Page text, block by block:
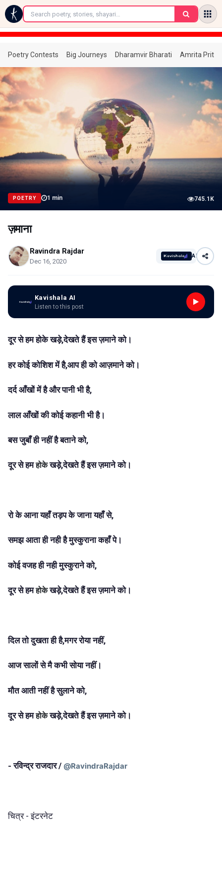
←
Poetry Contests Big Journeys Dharamvir Bharati Amrita
POETRY 1 min 745.1K
ज़माना
Ravindra Rajdar
Dec 16, 2020
AI
Kavishala AI
Listen to this post
दूर से हम होके खड़े,देखते हैं इस ज़माने को।
हर कोई कोशिश में है,आप ही को आज़माने को।
दर्द आँखों में है और पानी भी है,
लाल आँखों की कोई कहानी भी है।
बस जुबाँ ही नहीं है बताने को,
दूर से हमहोकेखड़े,देखते हैं इस ज़माने को।
रो के आना यहाँ तड़प के जाना यहाँ से,
समझ आता ही नही है मुस्कुराना कहाँ पे।
कोई वजह ही नही मुस्कुराने को,
दूर से हमहोकेखड़े,देखते हैं इस ज़माने को।
दिल तो दुखता ही है,मगर रोया नहीं,
आज सालों से मै कभी सोया नहीं।
मौत आती नहीं है सुलाने को,
दूर से हमहोकेखड़े,देखते हैं इस ज़माने को।
- रविन्द्र राजदार / @RavindraRajdar
चित्र - इंटरनेट